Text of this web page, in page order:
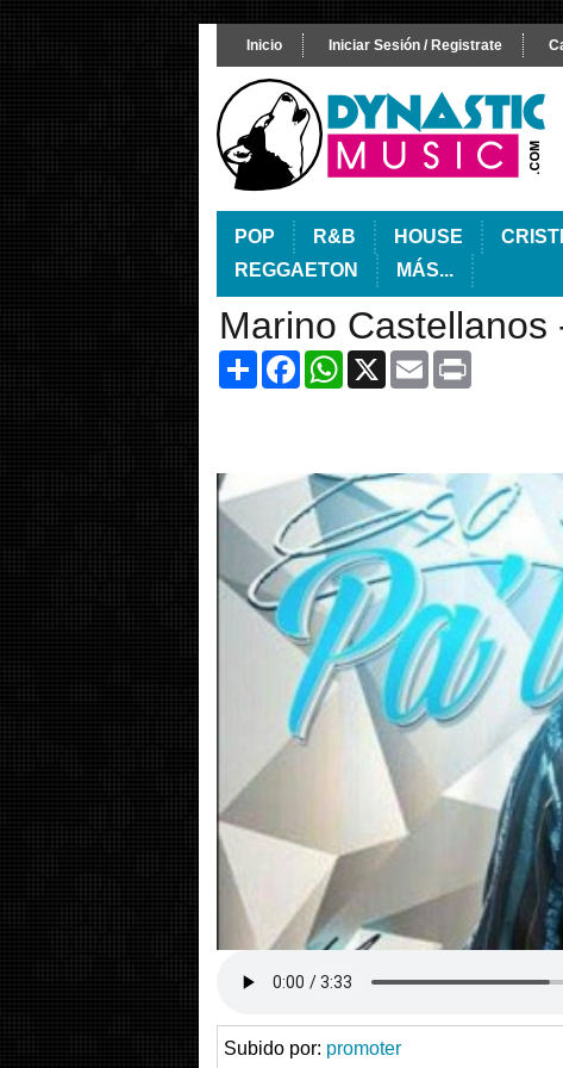
Inicio Iniciar Sesión / Registrate
POP R&B HOUSE
REGGAETON
MÁS...
Marino Castellanos
ShareFacebookWhatsApp
X Email
Subido por: promoter